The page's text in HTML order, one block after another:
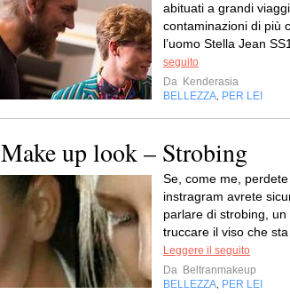
abituati a grandi
contaminazioni di più
l’uomo Stella Jean
seguito
Da Kenderasia
BELLEZZA PER LEI
Make up look – Strobing
Se, come me,
instragram avrete
parlare di strobing,
truccare il viso che sta
Leggere il seguito
Da Beltranmakeup
BELLEZZA PER LEI